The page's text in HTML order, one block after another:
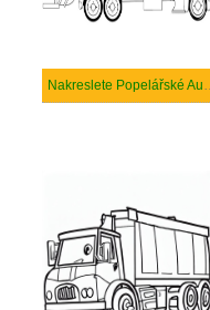
Nakreslete